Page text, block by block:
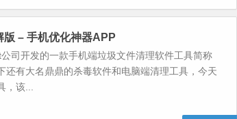
– 手机优化神器APP
司开发的一款手机端垃圾文件清理软件工具简称
还有大名鼎鼎的杀毒软件和电脑端清理工具，今天
该...